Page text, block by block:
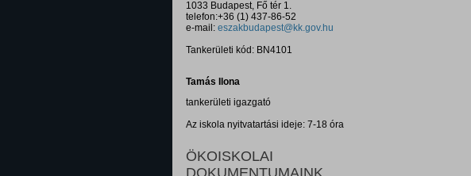
1033 Budapest, Fő tér 1.
telefon:+36 (1) 437-86-52
e-mail: eszakbudapest@kk.gov.hu
Tankerületi kód: BN4101
Tamás Ilona
tankerületi igazgató
Az iskola nyitvatartási ideje: 7-18 óra
ÖKOISKOLAI
DOKUMENTUMAINK